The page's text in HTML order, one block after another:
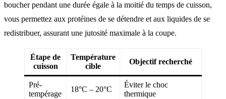
boucher pendant une durée égale à la moitié du temps de cuisson,
vous permettez aux protéines de se détendre et aux liquides de se
redistribuer, assurant une jutosité maximale à la coupe.
Étape de
cuisson
Température
cible
Objectif recherché
Pré-
tempérage
18°C – 20°C
Éviter le choc
thermique